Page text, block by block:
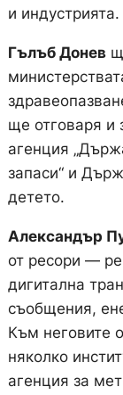
и индустрията.
Гълъб Донев
ще отговаря и
агенция
запаси“ и
детето.
Александър
от ресори —
дигитална
съобщения,
Към неговите
няколко
агенция за